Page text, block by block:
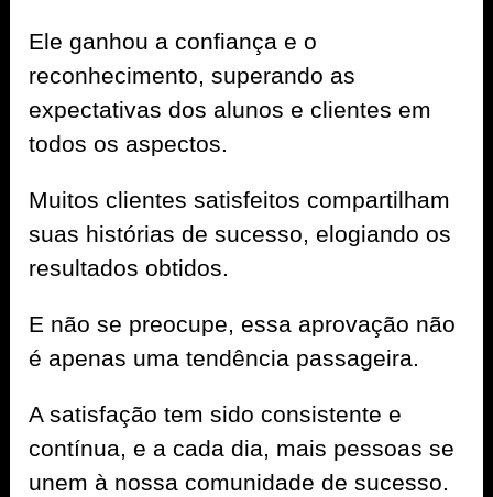
Ele ganhou a confiança e o
reconhecimento, superando as
expectativas dos alunos e clientes em
todos os aspectos.
Muitos clientes satisfeitos compartilham
suas histórias de sucesso, elogiando os
resultados obtidos.
E não se preocupe, essa aprovação não
é apenas uma tendência passageira.
A satisfação tem sido consistente e
contínua, e a cada dia, mais pessoas se
unem à nossa comunidade de sucesso.